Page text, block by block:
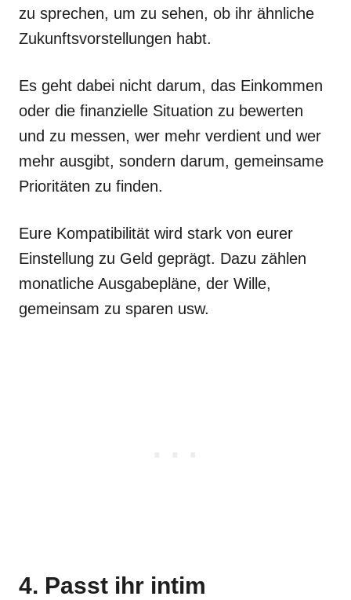
zu sprechen, um zu sehen, ob ihr ähnliche
Zukunftsvorstellungen habt.
Es geht dabei nicht darum, das Einkommen
oder die finanzielle Situation zu bewerten
und zu messen, wer mehr verdient und wer
mehr ausgibt, sondern darum, gemeinsame
Prioritäten zu finden.
Eure Kompatibilität wird stark von eurer
Einstellung zu Geld geprägt. Dazu zählen
monatliche Ausgabepläne, der Wille,
gemeinsam zu sparen usw.
4. Passt ihr intim